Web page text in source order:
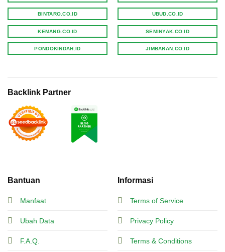
Bantuan
Manfaat
Ubah Data
F.A.Q.
Informasi
Terms of Service
Privacy Policy
Terms & Conditions
BINTARO.CO.ID
KEMANG.CO.ID
PONDOKINDAH.ID
UBUD.CO.ID
SEMINYAK.CO.ID
JIMBARAN.CO.ID
Backlink Partner